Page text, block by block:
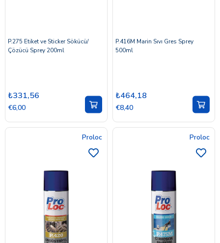
P.275 Etiket ve Sticker Sökücü/
Çözücü Sprey 200ml
₺331,56
€6,00
P.416M Marin Sıvı Gres Sprey
500ml
₺464,18
€8,40
Proloc Proloc